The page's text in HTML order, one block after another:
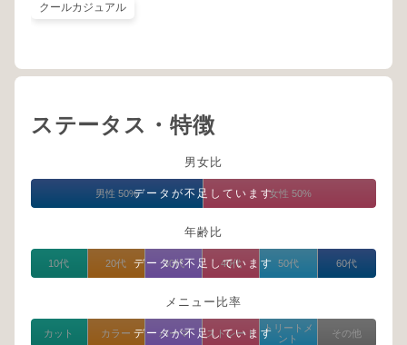
クールカジュアル
ステータス・特徴
男女比
データが不足しています
男性 50% 女性 50%
年齢比
データが不足しています
10代 20代 30代 40代 50代 60代
メニュー比率
データが不足しています
カット カラー パーマ ストレート
トリートメ
ント
その他